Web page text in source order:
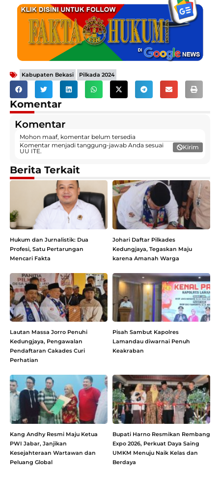
Kabupaten Bekasi Pilkada 2024
Komentar
Komentar
Mohon maaf, komentar belum tersedia
Komentar menjadi tanggung-jawab Anda sesuai
UU ITE.
Kirim
Berita Terkait
Hukum dan Jurnalistik: Dua
Profesi, Satu Pertarungan
Mencari Fakta
Johari Daftar Pilkades
Kedungjaya, Tegaskan Maju
karena Amanah Warga
Lautan Massa Jorro Penuhi
Kedungjaya, Pengawalan
Pendaftaran Cakades Curi
Perhatian
Pisah Sambut Kapolres
Lamandau diwarnai Penuh
Keakraban
Kang Andhy Resmi Maju Ketua
PWI Jabar, Janjikan
Kesejahteraan Wartawan dan
Peluang Global
Bupati Harno Resmikan Rembang
Expo 2026, Perkuat Daya Saing
UMKM Menuju Naik Kelas dan
Berdaya